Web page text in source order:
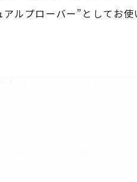
ルプローバー”としてお使